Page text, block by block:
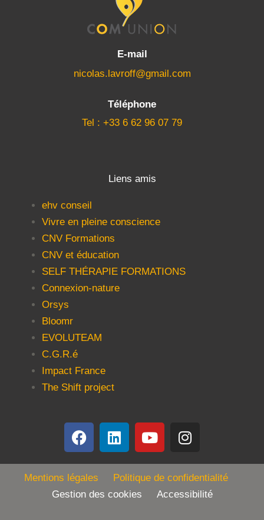
E-mail
nicolas.lavroff@gmail.com
Téléphone
Tel : +33 6 62 96 07 79
Liens amis
ehv conseil
Vivre en pleine conscience
CNV Formations
CNV et éducation
SELF THÉRAPIE FORMATIONS
Connexion-nature
Orsys
Bloomr
EVOLUTEAM
C.G.R.é
Impact France
The Shift project
Mentions légales
Politique de confidentialité
Gestion des cookies Accessibilité